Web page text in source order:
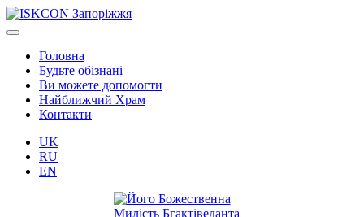
Головна
Будьте обізнані
Ви можете допомогти
Найближчий Храм
Контакти
UK
RU
EN